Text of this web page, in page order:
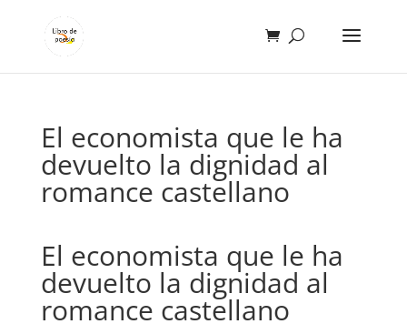
El economista que le ha
devuelto la dignidad al
romance castellano
El economista que le ha
devuelto la dignidad al
romance castellano